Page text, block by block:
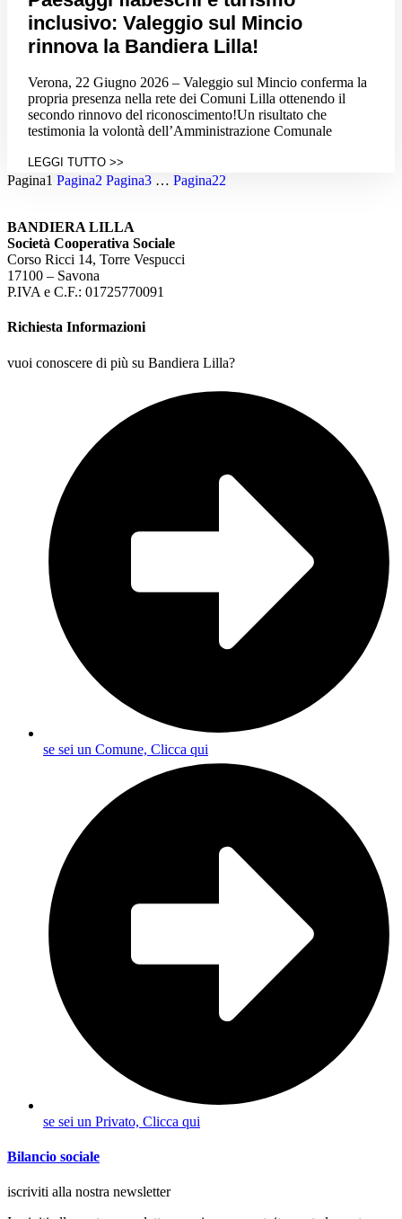
inclusivo: Valeggio sul Mincio
rinnova la Bandiera Lilla!
Verona, 22 Giugno 2026 – Valeggio sul Mincio conferma la
propria presenza nella rete dei Comuni Lilla ottenendo il
secondo rinnovo del riconoscimento!Un risultato che
testimonia la volontà dell’Amministrazione Comunale
LEGGI TUTTO >>
Pagina1 Pagina2 Pagina3 … Pagina22
BANDIERA LILLA
Società Cooperativa Sociale
Corso Ricci 14, Torre Vespucci
17100 – Savona
P.IVA e C.F.: 01725770091
Richiesta Informazioni
vuoi conoscere di più su Bandiera Lilla?
se sei un Comune, Clicca qui
se sei un Privato, Clicca qui
Bilancio sociale
iscriviti alla nostra newsletter